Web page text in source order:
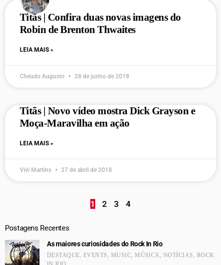
Titãs | Confira duas novas imagens do
Robin de Brenton Thwaites
LEIA MAIS »
Cheudo Augusto 28 de junho de 2018
Titãs | Novo vídeo mostra Dick Grayson e
Moça-Maravilha em ação
LEIA MAIS »
Vivi Martins 27 de abril de 2018
1 2 3 4
Postagens Recentes
As maiores curiosidades do Rock In Rio
DESTAQUE, EVENTS , MUSIC,MÚSICA , NOTÍCIAS , ROCK